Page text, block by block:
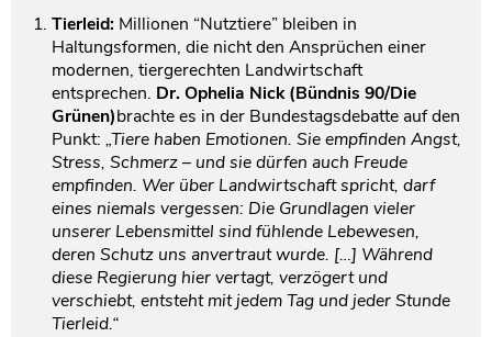
Tierleid: Millionen “Nutztiere” bleiben in
Haltungsformen, die nicht den Ansprüchen einer
modernen, tiergerechten Landwirtschaft
entsprechen. Dr. Ophelia Nick (Bündnis 90/Die
Grünen)brachte es in der Bundestagsdebatte auf den
Punkt: „Tiere haben Emotionen. Sie empfinden Angst,
Stress, Schmerz – und sie dürfen auch Freude
empfinden. Wer über Landwirtschaft spricht, darf
eines niemals vergessen: Die Grundlagen vieler
unserer Lebensmittel sind fühlende Lebewesen,
deren Schutz uns anvertraut wurde. […] Während
diese Regierung hier vertagt, verzögert und
verschiebt, entsteht mit jedem Tag und jeder Stunde
Tierleid.“